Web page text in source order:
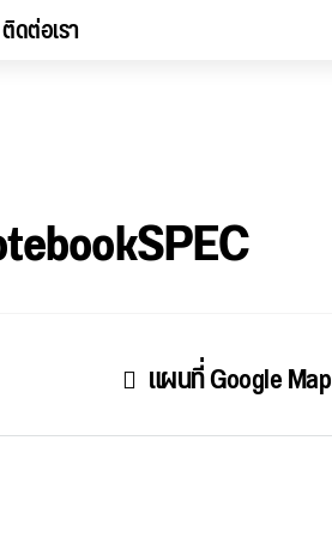
ติดต่อเรา
แผนที่ Google Map